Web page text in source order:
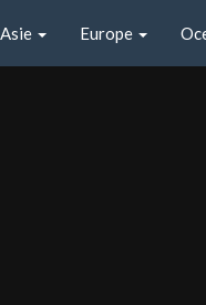
Asie Europe